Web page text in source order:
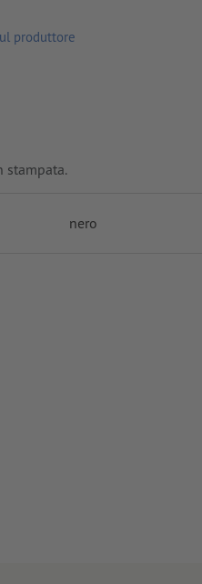
produttore
stampata.
nero